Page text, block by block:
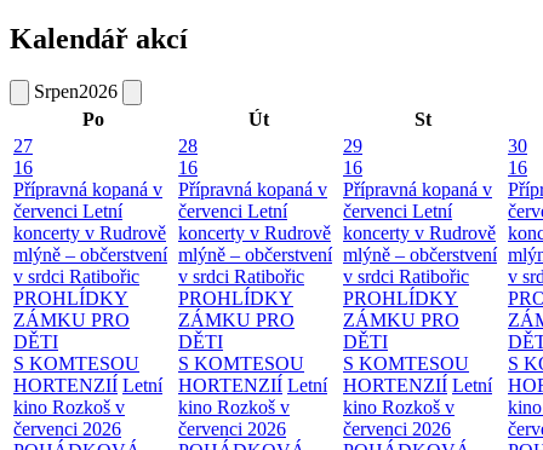
Kalendář akcí
Srpen2026
Po
Út
St
27
16
Přípravná kopaná v
červenci Letní
koncerty v Rudrově
mlýně – občerstvení
v srdci Ratibořic
PROHLÍDKY
ZÁMKU PRO
DĚTI
S KOMTESOU
HORTENZIÍ Letní
kino Rozkoš v
červenci 2026
28
16
Přípravná kopaná v
červenci Letní
koncerty v Rudrově
mlýně – občerstvení
v srdci Ratibořic
PROHLÍDKY
ZÁMKU PRO
DĚTI
S KOMTESOU
HORTENZIÍ Letní
kino Rozkoš v
červenci 2026
29
16
Přípravná kopaná v
červenci Letní
koncerty v Rudrově
mlýně – občerstvení
v srdci Ratibořic
PROHLÍDKY
ZÁMKU PRO
DĚTI
S KOMTESOU
HORTENZIÍ Letní
kino Rozkoš v
červenci 2026
30
16
v
S